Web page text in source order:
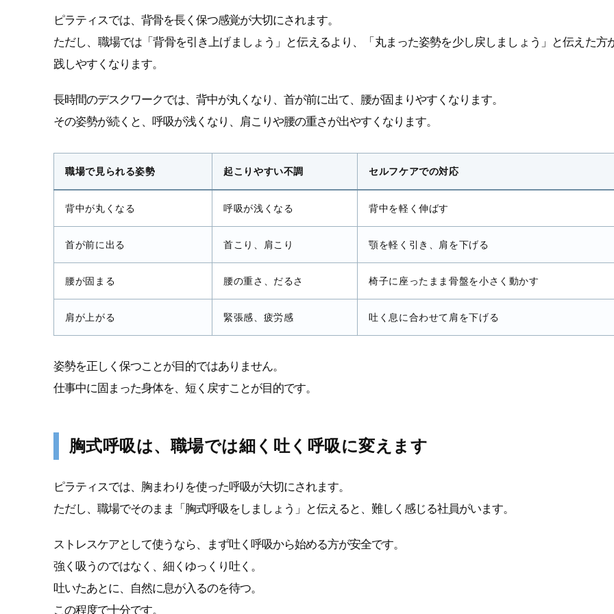
ピラティスでは、背骨を長く保つ感覚が大切にされます。
ただし、職場では「背骨を引き上げましょう」と伝えるより、「丸まった姿勢を少し戻しましょう」と伝えた方
践しやすくなります。
長時間のデスクワークでは、背中が丸くなり、首が前に出て、腰が固まりやすくなります。
その姿勢が続くと、呼吸が浅くなり、肩こりや腰の重さが出やすくなります。
職場で見られる姿勢 起こりやすい不調 セルフケアでの対応
背中が丸くなる 呼吸が浅くなる 背中を軽く伸ばす
首が前に出る 首こり、肩こり 顎を軽く引き、肩を下げる
腰が固まる 腰の重さ、だるさ 椅子に座ったまま骨盤を小さく動かす
肩が上がる 緊張感、疲労感 吐く息に合わせて肩を下げる
姿勢を正しく保つことが目的ではありません。
仕事中に固まった身体を、短く戻すことが目的です。
胸式呼吸は、職場では細く吐く呼吸に変えます
ピラティスでは、胸まわりを使った呼吸が大切にされます。
ただし、職場でそのまま「胸式呼吸をしましょう」と伝えると、難しく感じる社員がいます。
ストレスケアとして使うなら、まず吐く呼吸から始める方が安全です。
強く吸うのではなく、細くゆっくり吐く。
吐いたあとに、自然に息が入るのを待つ。
この程度で十分です。